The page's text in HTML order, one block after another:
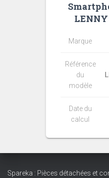
LENNY
Marque
Référence
du
modèle
Date du
calcul
Spareka : Pièces détachées et